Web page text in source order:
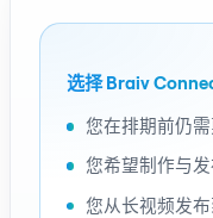
选择 Braiv
您在排期前仍
您希望制作与
您从长视频发